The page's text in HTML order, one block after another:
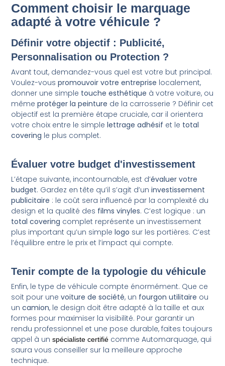
Comment choisir le marquage
adapté à votre véhicule ?
Définir votre objectif : Publicité,
Personnalisation ou Protection ?
Avant tout, demandez-vous quel est votre but principal.
Voulez-vouspromouvoir votre entreprise localement,
donner une simple touche esthétique à votre voiture, ou
mêmeprotéger la peinture de la carrosserie ? Définir cet
objectif est la première étape cruciale, car il orientera
votre choix entre le simplelettrage adhésif et le total
covering le plus complet.
Évaluer votre budget d'investissement
L’étape suivante, incontournable, est d’évaluer votre
budget. Gardez en tête qu’il s’agit d’uninvestissement
publicitaire : le coût sera influencé par la complexité du
design et la qualité des films vinyles. C’est logique : un
total covering complet représente un investissement
plus important qu’un simplelogo sur les portières. C’est
l’équilibre entre le prix et l’impact qui compte.
Tenir compte de la typologie du véhicule
Enfin, le type de véhicule compte énormément. Que ce
soit pour unevoiture de société, un fourgon utilitaire ou
uncamion, le design doit être adapté à la taille et aux
formes pour maximiser la visibilité. Pour garantir un
rendu professionnel et une pose durable, faites toujours
appel à un spécialiste certifié comme Automarquage, qui
saura vous conseiller sur la meilleure approche
technique.